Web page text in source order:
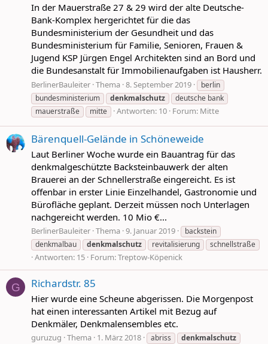
In der Mauerstraße 27 & 29 wird der alte Deutsche-
Bank-Komplex hergerichtet für die das
Bundesministerium der Gesundheit und das
Bundesministerium für Familie, Senioren, Frauen &
Jugend KSP Jürgen Engel Architekten sind an Bord und
die Bundesanstalt für Immobilienaufgaben ist Hausherr.
BerlinerBauleiter Thema 8. September 2019
berlin
bundesministerium
denkmalschutz
deutsche bank
mauerstraße
mitte Antworten: 10 Forum: Mitte
Bärenquell-Gelände in Schöneweide
Laut Berliner Woche wurde ein Bauantrag für das
denkmalgeschützte Backsteinbauwerk der alten
Brauerei an der Schnellerstraße eingereicht. Es ist
offenbar in erster Linie Einzelhandel, Gastronomie und
Bürofläche geplant. Derzeit müssen noch Unterlagen
nachgereicht werden. 10 Mio €...
BerlinerBauleiter Thema 9. Januar 2019
backstein
denkmalbau
denkmalschutz revitalisierung schnellstraße
Antworten: 15 Forum:Treptow-Köpenick
G Richardstr. 85
Hier wurde eine Scheune abgerissen. Die Morgenpost
hat einen interessanten Artikel mit Bezug auf
Denkmäler, Denkmalensembles etc.
guruzug Thema 1. März 2018 abriss
denkmalschutz